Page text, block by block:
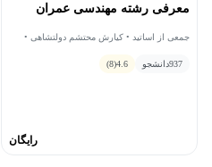
معرفی رشته مهندسی عمران
جمعی از اساتید • کیارش محتشم دولتشاهی •
937دانشجو 4.6
(8)
رایگان